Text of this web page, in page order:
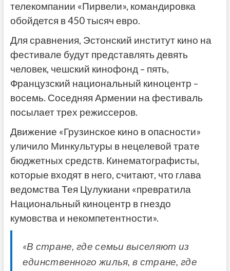
телекомпании «Пирвели», командировка
обойдется в 450 тысяч евро.
Для сравнения, Эстонский институт кино на
фестивале будут представлять девять
человек, чешский кинофонд – пять,
Французский национальный киноцентр –
восемь. Соседняя Армении на фестиваль
посылает трех режиссеров.
Движение «Грузинское кино в опасности»
уличило Минкультуры в нецелевой трате
бюджетных средств. Кинематографисты,
которые входят в него, считают, что глава
ведомства Тея Цулукиани «превратила
Национальный киноцентр в гнездо
кумовства и некомпетентности».
«В стране, где семьи выселяют из
единственного жилья, в стране, где